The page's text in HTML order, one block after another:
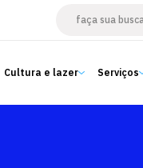
Cultura e lazer Serviços
Estude aqui